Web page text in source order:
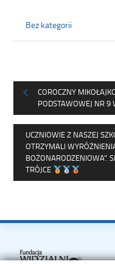
Bez kategorii
COROCZNY
PODSTAWOWEJ NR 9
UCZNIOWIE Z NASZEJ
OTRZYMALI
BOŻONARODZENIOWA”.
TRÓJCE